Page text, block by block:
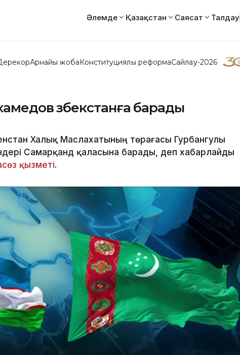
Әлемде Қазақстан Саясат Талдау
Арнайы жобаКонституциялық реформаСайлау-2026
Өзбекстанға барады
Халық Маслахатының төрағасы Гурбангулы
Самарқанд қаласына барады, деп хабарлайды
қызметі.